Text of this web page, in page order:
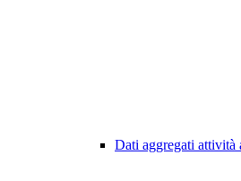
Dati aggregati attività